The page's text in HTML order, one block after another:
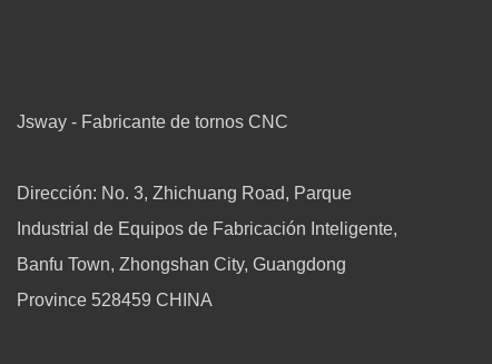
Jsway - Fabricante de tornos CNC
Dirección: No. 3, Zhichuang Road, Parque
Industrial de Equipos de Fabricación Inteligente,
Banfu Town, Zhongshan City, Guangdong
Province 528459 CHINA